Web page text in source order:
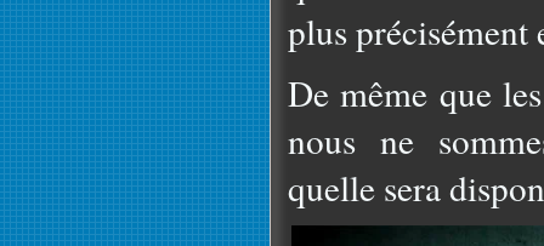
plus précisément
De même que
nous ne
quelle sera